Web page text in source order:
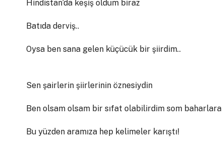
Hindistan’da keşiş oldum biraz
Batıda derviş..
Oysa ben sana gelen küçücük bir şiirdim..
Sen şairlerin şiirlerinin öznesiydin
Ben olsam olsam bir sıfat olabilirdim som baharlara
Bu yüzden aramıza hep kelimeler karıştı!